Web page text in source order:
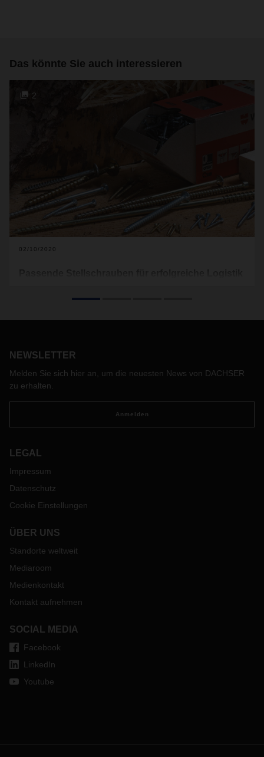
Das könnte Sie auch interessieren
2
02/10/2020
entwickelt. Unterm Strich spart das Lagerkapazitäten und
NEWSLETTER
Melden Sie sich hier an, um die neuesten News von DACHSER
zu erhalten.
Anmelden
LEGAL
Impressum
Datenschutz
Cookie Einstellungen
ÜBER UNS
Standorte weltweit
Mediaroom
Medienkontakt
Kontakt aufnehmen
SOCIAL MEDIA
Facebook
LinkedIn
Youtube